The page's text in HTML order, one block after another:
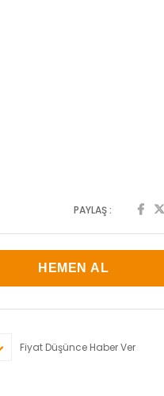
PAYLAŞ :
Fiyat Düşünce Haber Ver